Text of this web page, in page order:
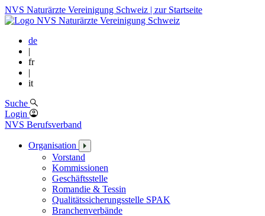
NVS Naturärzte Vereinigung Schweiz | zur Startseite
de
|
fr
|
it
Suche
Login
NVS Berufsverband
Organisation
Vorstand
Kommissionen
Geschäftsstelle
Romandie & Tessin
Qualitätssicherungsstelle SPAK
Branchenverbände